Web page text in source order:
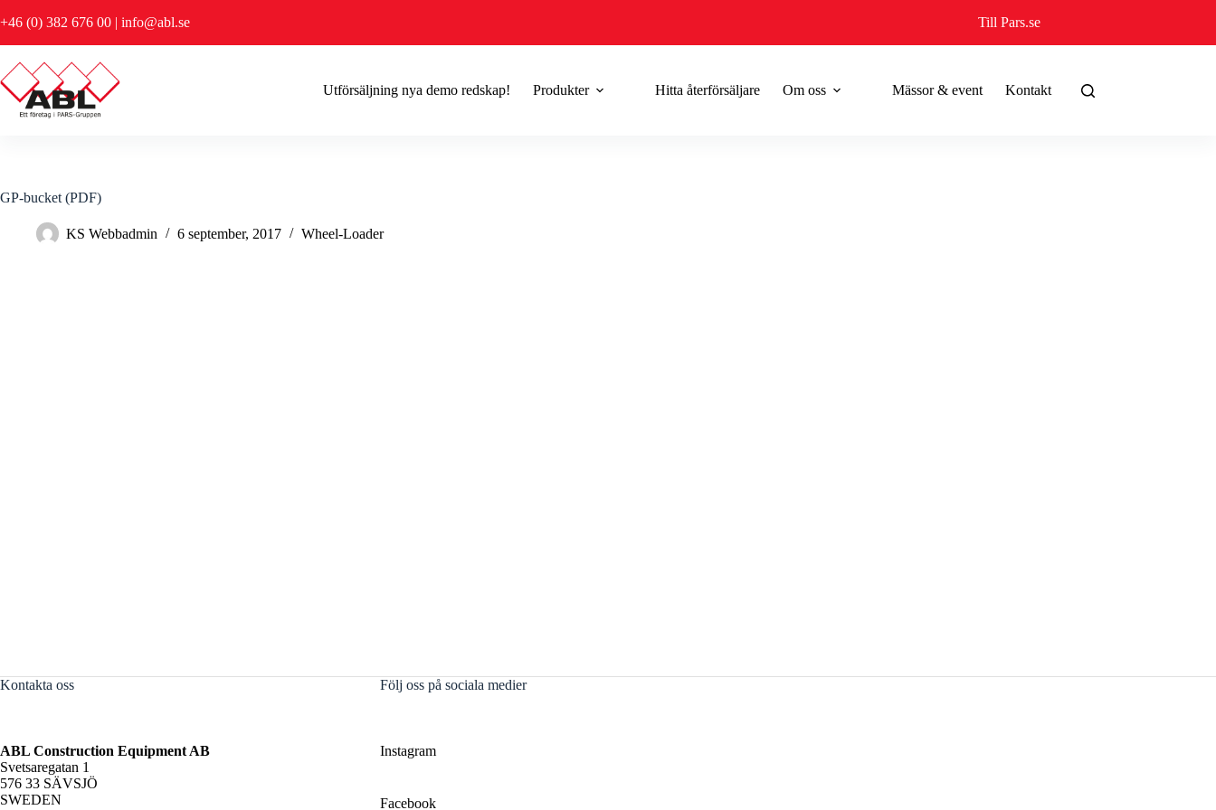
till
+46 (0) 382 676 00 | info@abl.se Till Pars.se
Utförsäljning nya demo redskap! Produkter Hitta återförsäljare Om oss Mässor & event Kontakt
GP-bucket (PDF)
KS Webbadmin 6 september, 2017 Wheel-Loader
Kontakta oss
ABL Construction Equipment AB
Svetsaregatan 1
576 33 SÄVSJÖ
SWEDEN
Följ oss på sociala medier
Instagram
Facebook